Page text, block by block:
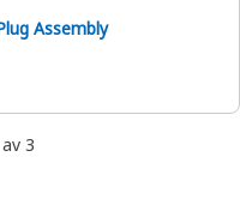
Assembly
3